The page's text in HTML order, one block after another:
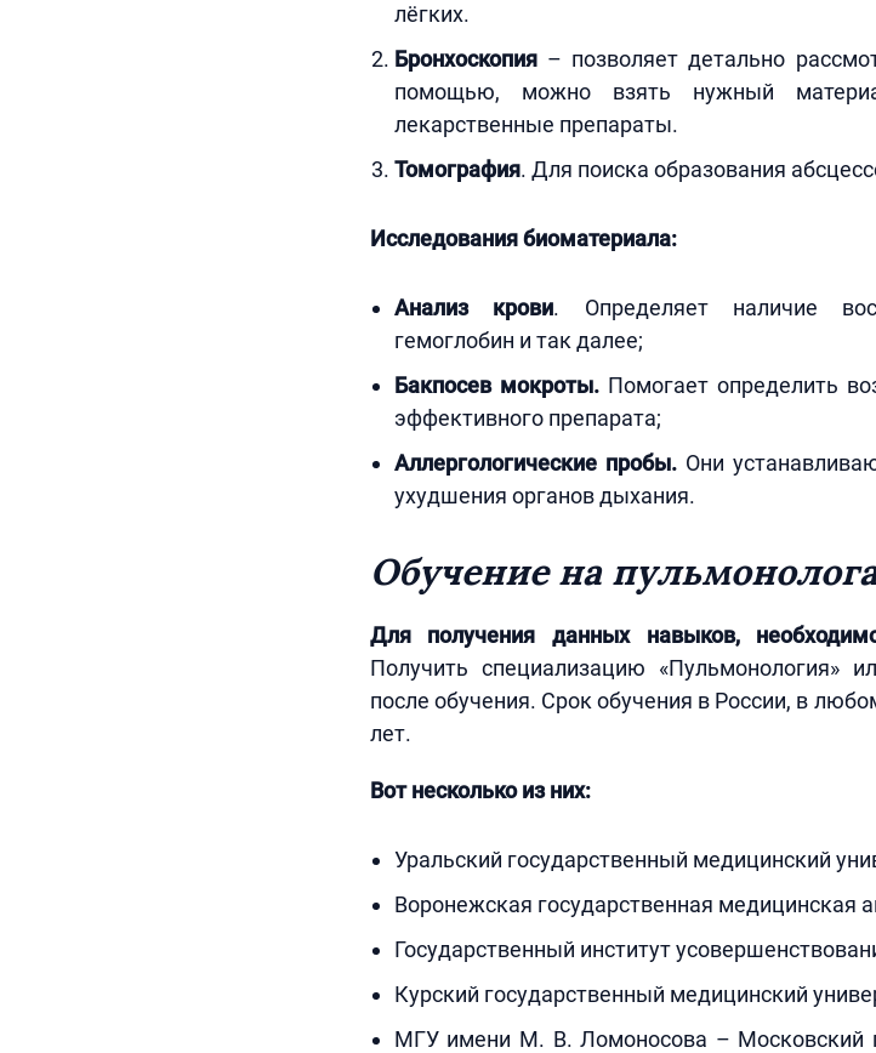
лёгких.
Бронхоскопия– позволяет детально
помощью, можно взять нужный
лекарственные препараты.
Томография. Для поиска образования
Исследования биоматериала:
Анализ крови. Определяет наличие
гемоглобин и так далее;
Бакпосев мокроты.Помогает определить
эффективного препарата;
Аллергологические пробы.Они
ухудшения органов дыхания.
Обучение на
Для получения данных навыков,
Получить специализацию «Пульмонология»
после обучения. Срок обучения в России, в
лет.
Вот несколько из них:
Уральский государственный медицинский
Воронежская государственная медицинская
Государственный институт
Курский государственный медицинский
МГУ имени М. В. Ломоносова – Московский